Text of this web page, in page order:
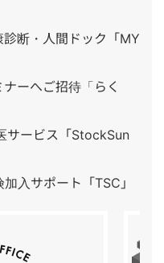
断・人間ドック「MY
ーへご招待「らく
サービス「StockSun
入サポート「TSC」